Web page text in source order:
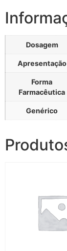
Dosagem
Apresentação
Forma
Farmacêutica
Genérico